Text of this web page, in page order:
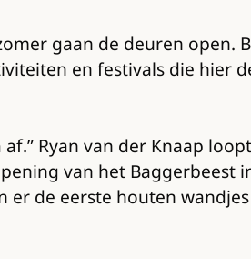
gaan de deuren open.
en festivals die hier
Ryan van der Knaap
van het Baggerbeest
de eerste houten